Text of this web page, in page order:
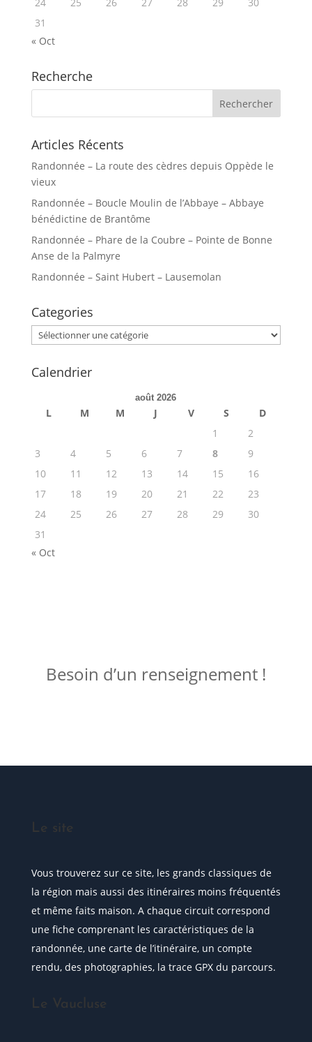
31
« Oct
Recherche
Articles Récents
Randonnée – La route des cèdres depuis Oppède le
vieux
Randonnée – Boucle Moulin de l’Abbaye – Abbaye
bénédictine de Brantôme
Randonnée – Phare de la Coubre – Pointe de Bonne
Anse de la Palmyre
Randonnée – Saint Hubert – Lausemolan
Categories
Categories
Calendrier
août 2026
L M M J V S
D
1
2
3
4 5 6 7 8
9
10
11 12 13 14 15
16
17
18 19 20 21 22
23
24
25 26 27 28 29
30
31
« Oct
Besoin d’un renseignement !
Le site
Vous trouverez sur ce site, les grands classiques de
la région mais aussi des itinéraires moins fréquentés
et même faits maison. A chaque circuit correspond
une fiche comprenant les caractéristiques de la
randonnée, une carte de l’itinéraire, un compte
rendu, des photographies, la trace GPX du parcours.
Le Vaucluse